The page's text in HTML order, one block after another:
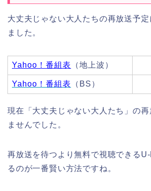
大丈夫じゃない大人たちの再放送予定
ました。
Yahoo！番組表 （地上波）
Yahoo！番組表 （BS）
現在「大丈夫じゃない大人たち」の再
ませんでした。
再放送を待つより無料で視聴できる
るのが一番賢い方法ですね。